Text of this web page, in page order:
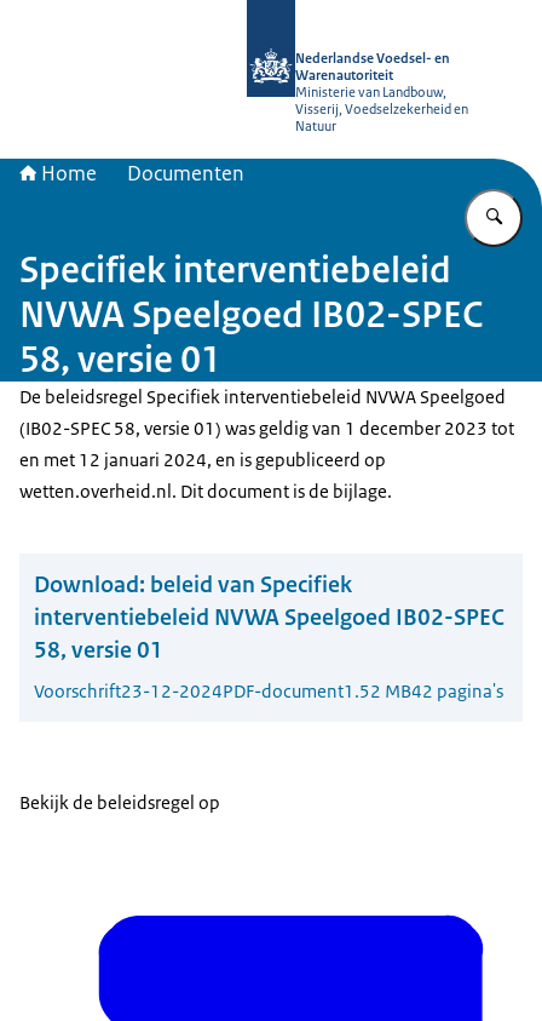
Nederlandse Voedsel- en
Warenautoriteit
Ministerie van Landbouw,
Visserij, Voedselzekerheid en
Natuur
Home Documenten
Specifiek interventiebeleid
NVWA Speelgoed IB02-SPEC
58, versie 01
De beleidsregel Specifiek interventiebeleid NVWA Speelgoed
(IB02-SPEC 58, versie 01) was geldig van 1 december 2023 tot
en met 12 januari 2024, en is gepubliceerd op
wetten.overheid.nl. Dit document is de bijlage.
Download: beleid van Specifiek
interventiebeleid NVWA Speelgoed IB02-SPEC
58, versie 01
Voorschrift23-12-2024PDF-document1.52 MB42 pagina's
Bekijk de beleidsregel op